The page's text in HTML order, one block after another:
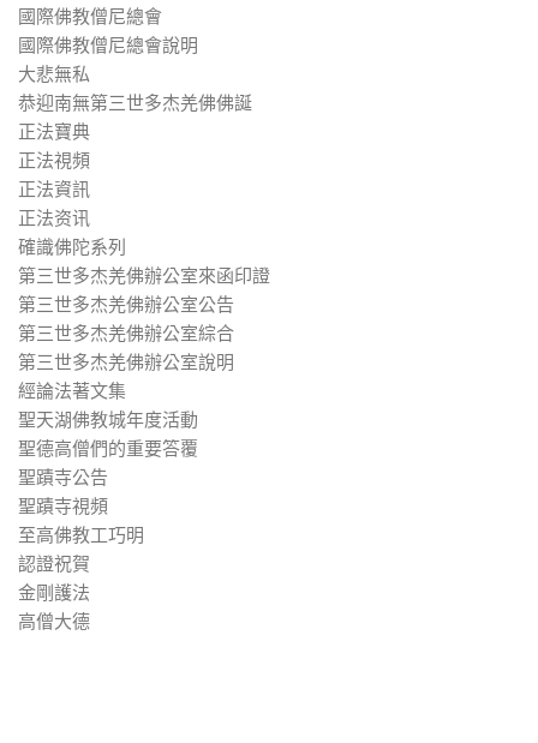
國際佛教僧尼總會
國際佛教僧尼總會說明
大悲無私
恭迎南無第三世多杰羌佛佛誕
正法寶典
正法視頻
正法資訊
正法资讯
確識佛陀系列
第三世多杰羌佛辦公室來函印證
第三世多杰羌佛辦公室公告
第三世多杰羌佛辦公室綜合
第三世多杰羌佛辦公室說明
經論法著文集
聖天湖佛教城年度活動
聖德高僧們的重要答覆
聖蹟寺公告
聖蹟寺視頻
至高佛教工巧明
認證祝賀
金剛護法
高僧大德